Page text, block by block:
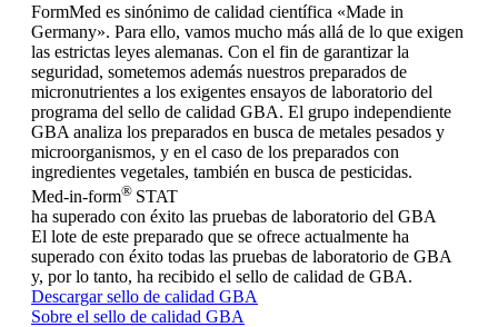
FormMed es sinónimo de calidad científica «Made in
Germany». Para ello, vamos mucho más allá de lo que exigen
las estrictas leyes alemanas. Con el fin de garantizar la
seguridad, sometemos además nuestros preparados de
micronutrientes a los exigentes ensayos de laboratorio del
programa del sello de calidad GBA. El grupo independiente
GBA analiza los preparados en busca de metales pesados y
microorganismos, y en el caso de los preparados con
ingredientes vegetales, también en busca de pesticidas.
Med-in-form® STAT
ha superado con éxito las pruebas de laboratorio del GBA
El lote de este preparado que se ofrece actualmente ha
superado con éxito todas las pruebas de laboratorio de GBA
y, por lo tanto, ha recibido el sello de calidad de GBA.
Descargar sello de calidad GBA
Sobre el sello de calidad GBA